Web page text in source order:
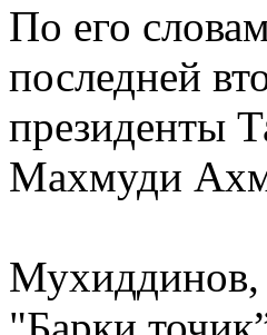
По его
последней
президенты
Махмуди
Мухиддинов,